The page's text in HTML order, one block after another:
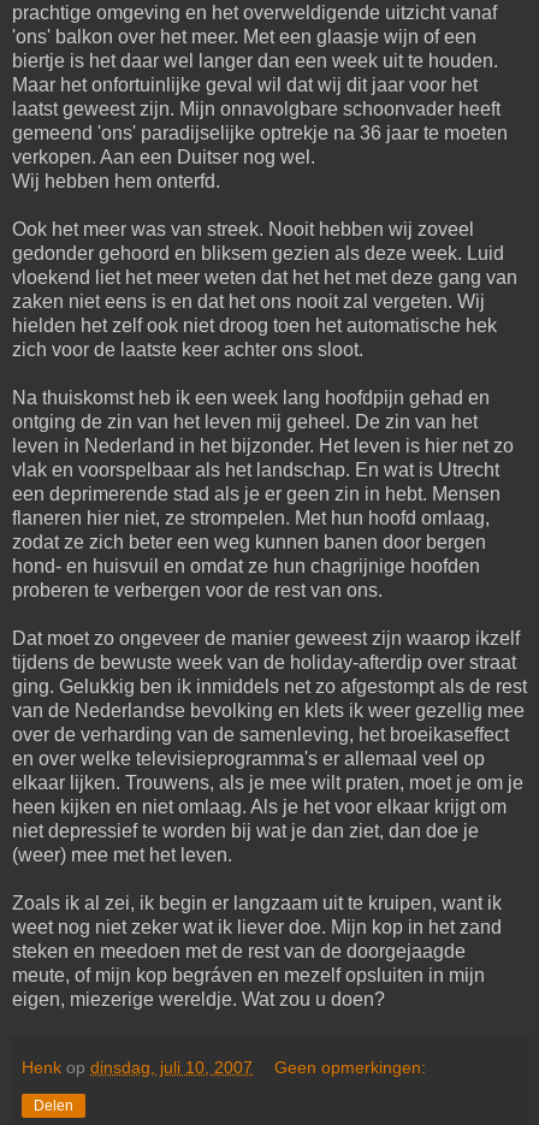
prachtige omgeving en het overweldigende uitzicht vanaf
'ons' balkon over het meer. Met een glaasje wijn of een
biertje is het daar wel langer dan een week uit te houden.
Maar het onfortuinlijke geval wil dat wij dit jaar voor het
laatst geweest zijn. Mijn onnavolgbare schoonvader heeft
gemeend 'ons' paradijselijke optrekje na 36 jaar te moeten
verkopen. Aan een Duitser nog wel.
Wij hebben hem onterfd.
Ook het meer was van streek. Nooit hebben wij zoveel
gedonder gehoord en bliksem gezien als deze week. Luid
vloekend liet het meer weten dat het het met deze gang van
zaken niet eens is en dat het ons nooit zal vergeten. Wij
hielden het zelf ook niet droog toen het automatische hek
zich voor de laatste keer achter ons sloot.
Na thuiskomst heb ik een week lang hoofdpijn gehad en
ontging de zin van het leven mij geheel. De zin van het
leven in Nederland in het bijzonder. Het leven is hier net zo
vlak en voorspelbaar als het landschap. En wat is Utrecht
een deprimerende stad als je er geen zin in hebt. Mensen
flaneren hier niet, ze strompelen. Met hun hoofd omlaag,
zodat ze zich beter een weg kunnen banen door bergen
hond- en huisvuil en omdat ze hun chagrijnige hoofden
proberen te verbergen voor de rest van ons.
Dat moet zo ongeveer de manier geweest zijn waarop ikzelf
tijdens de bewuste week van de holiday-afterdip over straat
ging. Gelukkig ben ik inmiddels net zo afgestompt als de rest
van de Nederlandse bevolking en klets ik weer gezellig mee
over de verharding van de samenleving, het broeikaseffect
en over welke televisieprogramma's er allemaal veel op
elkaar lijken. Trouwens, als je mee wilt praten, moet je om je
heen kijken en niet omlaag. Als je het voor elkaar krijgt om
niet depressief te worden bij wat je dan ziet, dan doe je
(weer) mee met het leven.
Zoals ik al zei, ik begin er langzaam uit te kruipen, want ik
weet nog niet zeker wat ik liever doe. Mijn kop in het zand
steken en meedoen met de rest van de doorgejaagde
meute, of mijn kop begráven en mezelf opsluiten in mijn
eigen, miezerige wereldje. Wat zou u doen?
Henk op dinsdag, juli 10, 2007 Geen opmerkingen:
Delen